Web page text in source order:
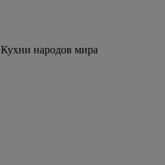
Кухни народов мира